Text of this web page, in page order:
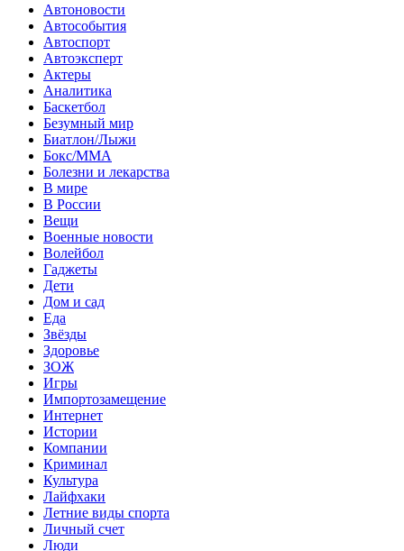
Автоновости
Автособытия
Автоспорт
Автоэксперт
Актеры
Аналитика
Баскетбол
Безумный мир
Биатлон/Лыжи
Бокс/MMA
Болезни и лекарства
В мире
В России
Вещи
Военные новости
Волейбол
Гаджеты
Дети
Дом и сад
Еда
Звёзды
Здоровье
ЗОЖ
Игры
Импортозамещение
Интернет
Истории
Компании
Криминал
Культура
Лайфхаки
Летние виды спорта
Личный счет
Люди